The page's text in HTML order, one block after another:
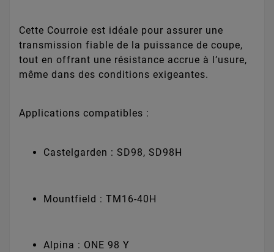
Cette Courroie est idéale pour assurer une
transmission fiable de la puissance de coupe,
tout en offrant une résistance accrue à l’usure,
même dans des conditions exigeantes.
Applications compatibles :
Castelgarden : SD98, SD98H
Mountfield : TM16-40H
Alpina : ONE 98 Y